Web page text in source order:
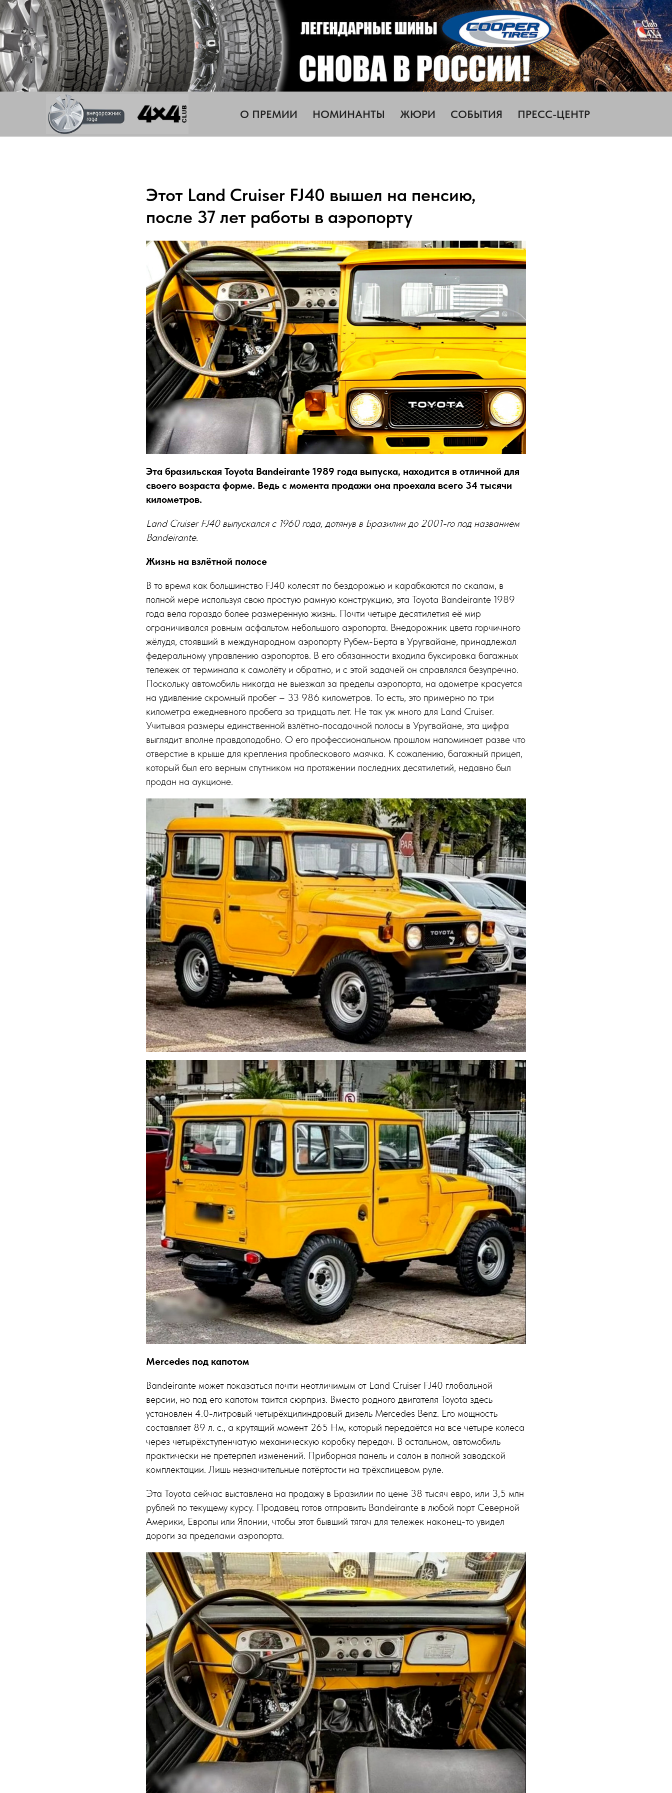
О ПРЕМИИ НОМИНАНТЫ ЖЮРИ СОБЫТИЯ ПРЕСС-ЦЕНТР
Этот Land Cruiser FJ40 вышел на пенсию,
после 37 лет работы в аэропорту
Эта бразильская Toyota Bandeirante 1989 года выпуска, находится в отличной для
своего возраста форме. Ведь с момента продажи она проехала всего 34 тысячи
километров.
Land Cruiser FJ40 выпускался с 1960 года, дотянув в Бразилии до 2001-го под названием
Bandeirante.
Жизнь на взлётной полосе
В то время как большинство FJ40 колесят по бездорожью и карабкаются по скалам, в
полной мере используя свою простую рамную конструкцию, эта Toyota Bandeirante 1989
года вела гораздо более размеренную жизнь. Почти четыре десятилетия её мир
ограничивался ровным асфальтом небольшого аэропорта. Внедорожник цвета горчичного
жёлудя, стоявший в международном аэропорту Рубем-Берта в Уругвайане, принадлежал
федеральному управлению аэропортов. В его обязанности входила буксировка багажных
тележек от терминала к самолёту и обратно, и с этой задачей он справлялся безупречно.
Поскольку автомобиль никогда не выезжал за пределы аэропорта, на одометре красуется
на удивление скромный пробег – 33 986 километров. То есть, это примерно по три
километра ежедневного пробега за тридцать лет. Не так уж много для Land Cruiser.
Учитывая размеры единственной взлётно-посадочной полосы в Уругвайане, эта цифра
выглядит вполне правдоподобно. О его профессиональном прошлом напоминает разве что
отверстие в крыше для крепления проблескового маячка. К сожалению, багажный прицеп,
который был его верным спутником на протяжении последних десятилетий, недавно был
продан на аукционе.
Mercedes под капотом
Bandeirante может показаться почти неотличимым от Land Cruiser FJ40 глобальной
версии, но под его капотом таится сюрприз. Вместо родного двигателя Toyota здесь
установлен 4.0-литровый четырёхцилиндровый дизель Mercedes Benz. Его мощность
составляет 89 л. с., а крутящий момент 265 Нм, который передаётся на все четыре колеса
через четырёхступенчатую механическую коробку передач. В остальном, автомобиль
практически не претерпел изменений. Приборная панель и салон в полной заводской
комплектации. Лишь незначительные потёртости на трёхспицевом руле.
Эта Toyota сейчас выставлена на продажу в Бразилии по цене 38 тысяч евро, или 3,5 млн
рублей по текущему курсу. Продавец готов отправить Bandeirante в любой порт Северной
Америки, Европы или Японии, чтобы этот бывший тягач для тележек наконец-то увидел
дороги за пределами аэропорта.